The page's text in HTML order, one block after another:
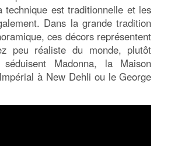
technique est traditionnelle et les
Dans la grande tradition
ces décors représentent
peu réaliste du monde, plutôt
Madonna, la Maison
à New Dehli ou le George